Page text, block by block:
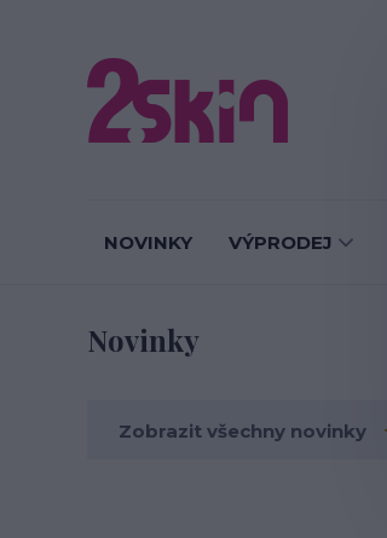
NOVINKY VÝPRODEJ
Novinky
Zobrazit všechny novinky